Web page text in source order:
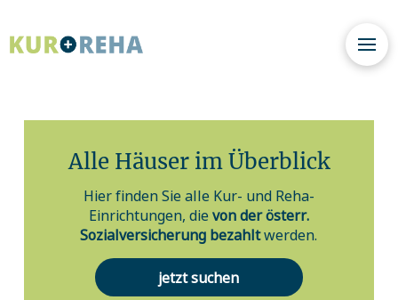
Alle Häuser im Überblick
Hier finden Sie alle Kur- und Reha-
Einrichtungen, die von der österr.
Sozialversicherung bezahltwerden.
jetzt suchen